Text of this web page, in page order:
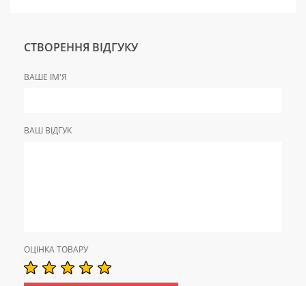
СТВОРЕННЯ ВІДГУКУ
ВАШЕ ІМ'Я
ВАШ ВІДГУК
ОЦІНКА ТОВАРУ